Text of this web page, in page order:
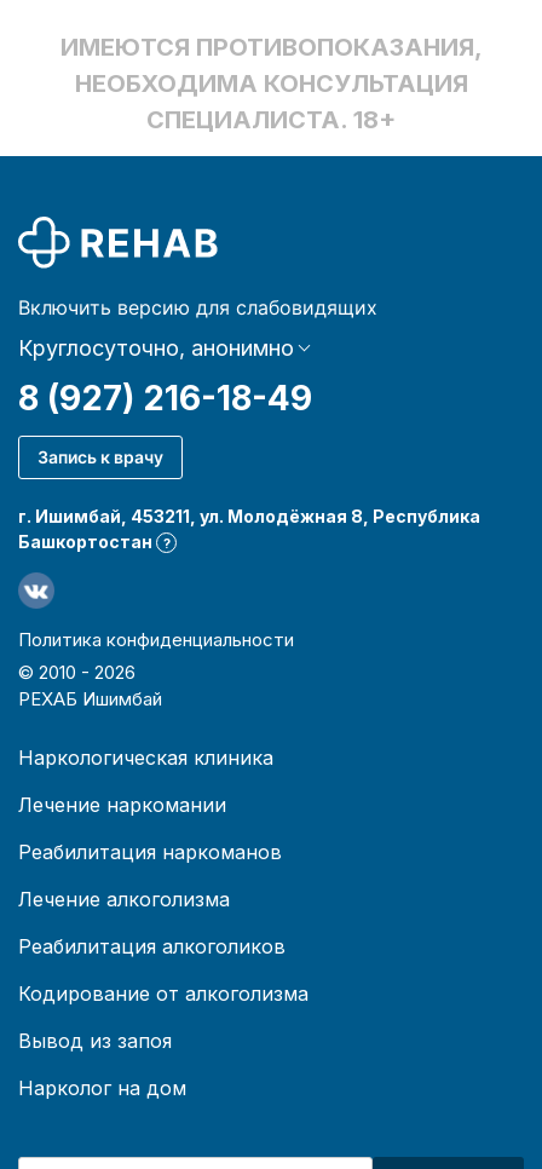
ИМЕЮТСЯ ПРОТИВОПОКАЗАНИЯ,
НЕОБХОДИМА КОНСУЛЬТАЦИЯ
СПЕЦИАЛИСТА. 18+
Включить версию для слабовидящих
Круглосуточно, анонимно
8 (927) 216-18-49
Запись к врачу
г. Ишимбай, 453211, ул. Молодёжная 8, Республика
Башкортостан
?
Политика конфиденциальности
© 2010 - 2026
РЕХАБ Ишимбай
Наркологическая клиника
Лечение наркомании
Реабилитация наркоманов
Лечение алкоголизма
Реабилитация алкоголиков
Кодирование от алкоголизма
Вывод из запоя
Нарколог на дом